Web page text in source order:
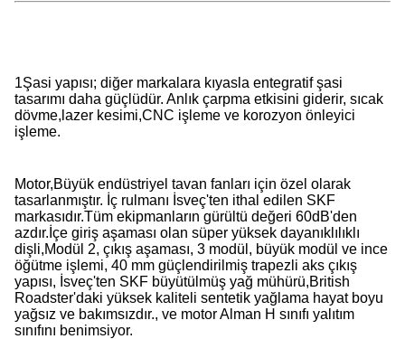
1Şasi yapısı; diğer markalara kıyasla entegratif şasi
tasarımı daha güçlüdür. Anlık çarpma etkisini giderir, sıcak
dövme,lazer kesimi,CNC işleme ve korozyon önleyici
işleme.
Motor,Büyük endüstriyel tavan fanları için özel olarak
tasarlanmıştır. İç rulmanı İsveç'ten ithal edilen SKF
markasıdır.Tüm ekipmanların gürültü değeri 60dB'den
azdır.İçe giriş aşaması olan süper yüksek dayanıklılıklı
dişli,Modül 2, çıkış aşaması, 3 modül, büyük modül ve ince
öğütme işlemi, 40 mm güçlendirilmiş trapezli aks çıkış
yapısı, İsveç'ten SKF büyütülmüş yağ mühürü,British
Roadster'daki yüksek kaliteli sentetik yağlama hayat boyu
yağsız ve bakımsızdır., ve motor Alman H sınıfı yalıtım
sınıfını benimsiyor.